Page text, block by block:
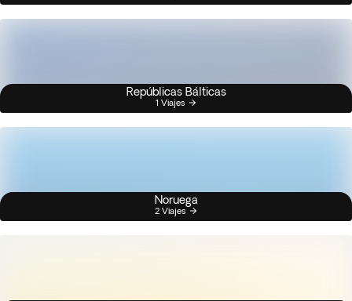
Repúblicas Bálticas
1 Viajes
Noruega
2 Viajes